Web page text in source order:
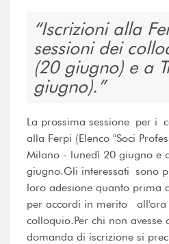
Iscrizioni alla
sessioni dei
(20 giugno) e a
giugno).
La prossima sessione per i
alla Ferpi (Elenco "Soci
Milano - lunedì 20 giugno e
giugno.Gli interessati sono
loro adesione quanto prima
per accordi in merito all'ora
colloquio.Per chi non avesse
domanda di iscrizione si